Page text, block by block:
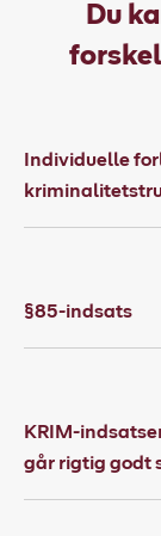
Du
Individuelle
§85-indsats
KRIM-
går rigtig godt